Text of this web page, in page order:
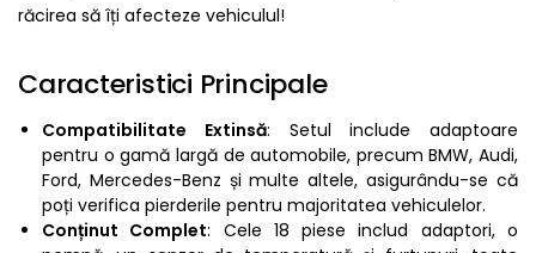
răcirea să îți afecteze vehiculul!
Caracteristici Principale
Compatibilitate Extinsă: Setul include adaptoare
pentru o gamă largă de automobile, precum BMW, Audi,
Ford, Mercedes-Benz și multe altele, asigurându-se că
poți verifica pierderile pentru majoritatea vehiculelor.
Conținut Complet: Cele 18 piese includ adaptori, o